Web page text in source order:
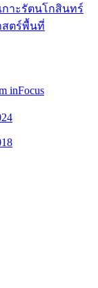
าะรัตนโกสินทร์
สตร์พื้นที่
inFocus